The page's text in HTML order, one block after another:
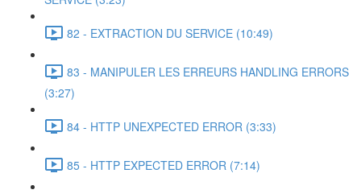
82 - EXTRACTION DU SERVICE (10:49)
83 - MANIPULER LES ERREURS HANDLING ERRORS
(3:27)
84 - HTTP UNEXPECTED ERROR (3:33)
85 - HTTP EXPECTED ERROR (7:14)